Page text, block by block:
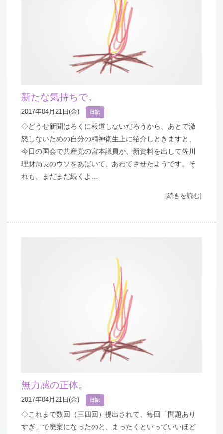
新たな気持ちで。
2017年04月21日(金) 日記
◇どうせ新聞はろくに報道しないだろうから、あとで激
怒しないための自分の精神衛生上に紹介しときますと、
今日の国会で共産党の宮本議員が、新資料を出して佐川
理財局長のウソをあばいて、あわてさせたようです。そ
れも、まだまだ続くよ…
[続きを読む]
無力感の正体。
2017年04月21日(金) 日記
◇これまで数回（三四回）提出されて、毎回「問題あり
すぎ」で廃案になったのと、まったくといっていいほど